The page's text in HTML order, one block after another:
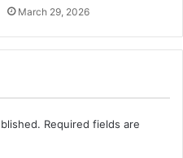
March 29, 2026
Required fields are